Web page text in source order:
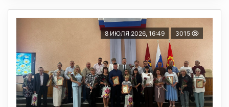
8 ИЮЛЯ 2026, 16:49 3015